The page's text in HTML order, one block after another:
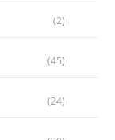
(2)
(45)
(24)